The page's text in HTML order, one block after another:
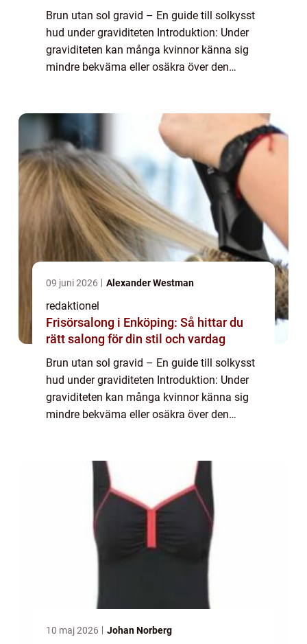
Brun utan sol gravid – En guide till solkysst
hud under graviditeten Introduktion: Under
graviditeten kan många kvinnor känna sig
mindre bekväma eller osäkra över den
09 juni 2026 Alexander Westman
redaktionel
Frisörsalong i Enköping: Så hittar du
rätt salong för din stil och vardag
Brun utan sol gravid – En guide till solkysst
hud under graviditeten Introduktion: Under
graviditeten kan många kvinnor känna sig
mindre bekväma eller osäkra över den
10 maj 2026 Johan Norberg